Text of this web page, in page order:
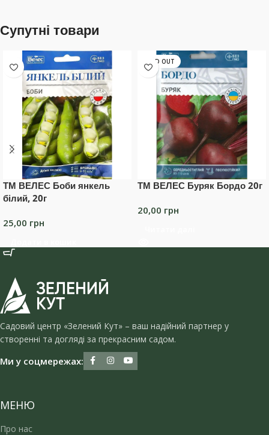
Супутні товари
ТМ ВЕЛЕС Боби янкель
білий, 20г
25,00 грн
SOLD OUT
ТМ ВЕЛЕС Буряк Бордо 20г
20,00 грн
Садовий центр «Зелений Кут» – ваш надійний партнер у
створенні та догляді за прекрасним садом.
Ми у соцмережах:
МЕНЮ
Про нас